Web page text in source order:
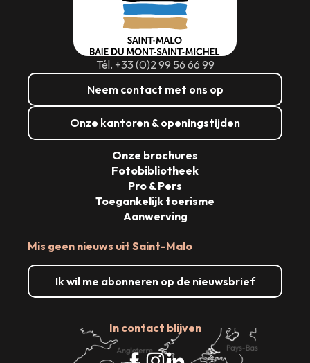
Tél. +33 (0)2 99 56 66 99
Neem contact met ons op
Onze kantoren & openingstijden
Mis geen nieuws uit Saint-Malo
Ik wil me abonneren op de nieuwsbrief
In contact blijven
Onze brochures
Fotobibliotheek
Pro & Pers
Toegankelijk toerisme
Aanwerving